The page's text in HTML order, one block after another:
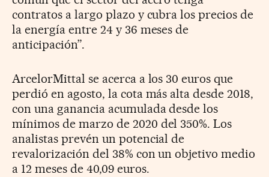
contratos a largo plazo y cubra los precios de
la energía entre 24 y 36 meses de
anticipación”.
ArcelorMittal se acerca a los 30 euros que
perdió en agosto, la cota más alta desde 2018,
con una ganancia acumulada desde los
mínimos de marzo de 2020 del 350%. Los
analistas prevén un potencial de
revalorización del 38% con un objetivo medio
a 12 meses de 40,09 euros.